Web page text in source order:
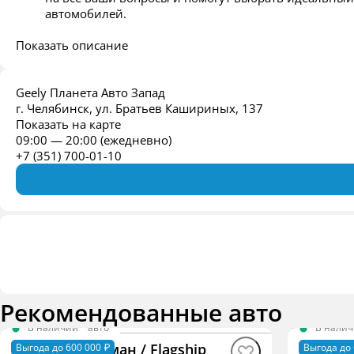
автомобилей.
Показать описание
Geely Планета Авто Запад
г. Челябинск, ул. Братьев Кашириных, 137
Показать на карте
09:00 — 20:00 (ежедневно)
+7 (351) 700-01-10
Рекомендованные авто
Выгода до 600 000 ₽
В наличии авто
Monjaro Флагман / Flagship Выгода до
В